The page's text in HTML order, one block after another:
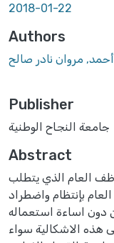
2018-01-22
Authors
مروان نادر صالح
Publisher
جامعة النجاح الوطنية
Abstract
العام الذي يتطلب
بإنتظام واضطراد
اساءة استعماله.
هذه الاشكالية سواء